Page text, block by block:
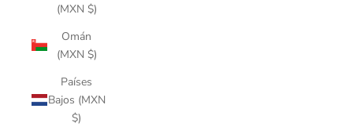
(MXN $)
Omán
(MXN $)
Países
Bajos (MXN
$)